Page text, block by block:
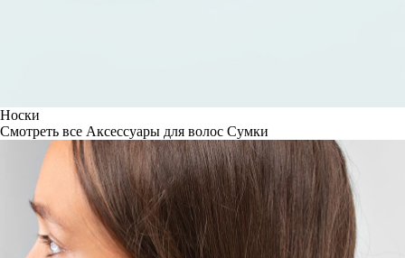
Носки
Смотреть все Аксессуары для волос Сумки